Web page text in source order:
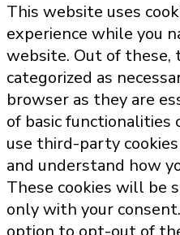
This website uses
experience while you
website. Out of these,
categorized as
browser as they are
of basic functionalities
use third-party
and understand how
These cookies will be
only with your